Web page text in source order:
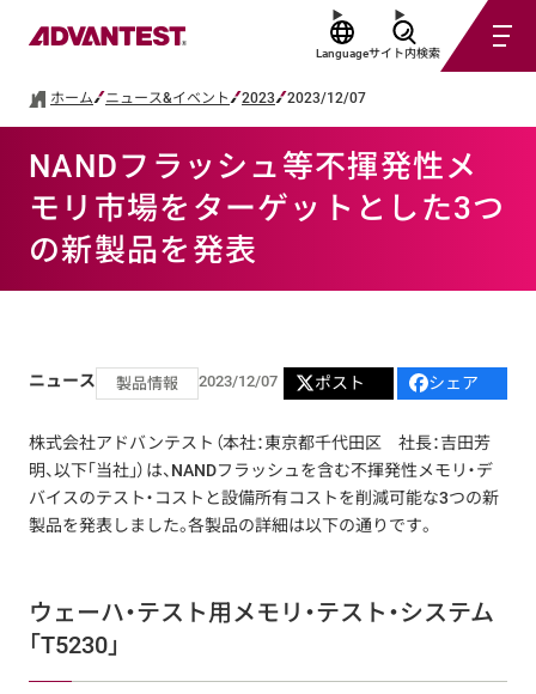
Languageサイト内検索
ホーム ニュース&イベント 2023 2023/12/07
NANDフラッシュ等不揮発性メ
モリ市場をターゲットとした3つ
の新製品を発表
ニュース 製品情報 2023/12/07 ポスト シェア
株式会社アドバンテスト（本社：東京都千代田区 社長：吉田芳
明、以下「当社」）は、NANDフラッシュを含む不揮発性メモリ・デ
バイスのテスト・コストと設備所有コストを削減可能な3つの新
製品を発表しました。各製品の詳細は以下の通りです。
ウェーハ・テスト用メモリ・テスト・システム
「T5230」